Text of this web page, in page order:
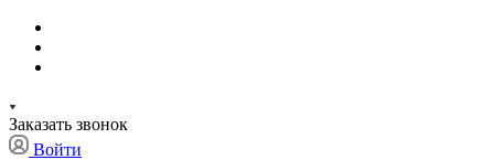
Заказать звонок
Войти